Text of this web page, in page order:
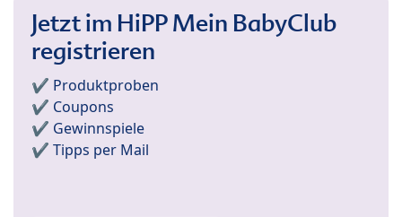
Jetzt im HiPP Mein BabyClub
registrieren
✔️ Produktproben
✔️ Coupons
✔️ Gewinnspiele
✔️ Tipps per Mail